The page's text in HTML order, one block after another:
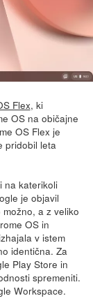
Flex, ki
OS na običajne
OS Flex je
pridobil leta
na katerikoli
je objavil
a z veliko
OS in
v istem
identična. Za
Play Store in
spremeniti.
Workspace.